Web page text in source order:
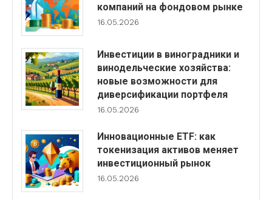
компаний на фондовом рынке
16.05.2026
Инвестиции в виноградники и
винодельческие хозяйства:
новые возможности для
диверсификации портфеля
16.05.2026
Инновационные ETF: как
токенизация активов меняет
инвестиционный рынок
16.05.2026